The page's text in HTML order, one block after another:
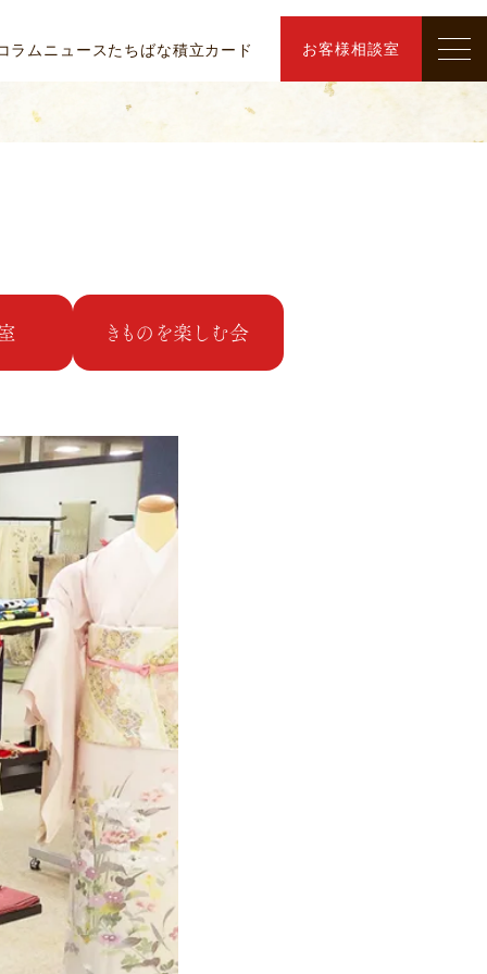
ラムニュースたちばな積立カード お客様相談室
きものを楽しむ会